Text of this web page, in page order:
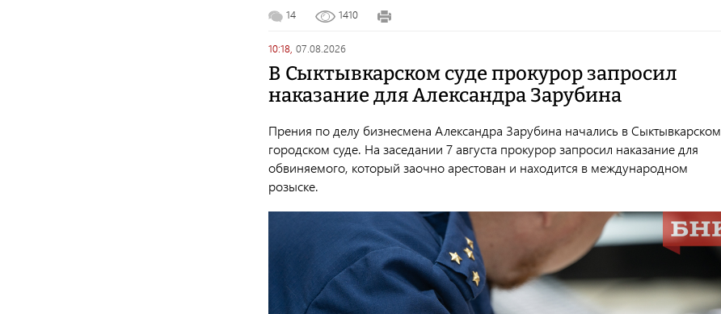
14 1410
10:18, 07.08.2026
В Сыктывкарском суде прокурор запросил
наказание для Александра Зарубина
Прения по делу бизнесмена Александра Зарубина начались в Сыктывкарском
городском суде. На заседании 7 августа прокурор запросил наказание для
обвиняемого, который заочно арестован и находится в международном
розыске.